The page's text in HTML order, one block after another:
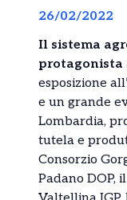
26/02/2022
Il sistema
protagonista
esposizione
e un grande
Lombardia,
tutela e
Consorzio
Padano DOP,